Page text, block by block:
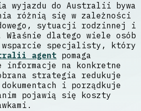
wyjazdu do Australii bywa
różnią się w zależności
sytuacji rodzinnej i
dlatego wiele osób
wsparcie specjalisty, który
agent pomaga
informacje na konkretne
strategia redukuje
i porządkuje
pojawią się koszty